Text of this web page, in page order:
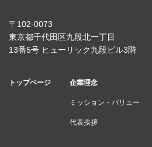
〒102-0073
東京都千代田区九段北一丁目
13番5号 ヒューリック九段ビル3階
トップページ 企業理念
ミッション・バリュー
代表挨拶